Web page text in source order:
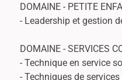
DOMAINE - PETITE
- Leadership et gestion
DOMAINE - SERVICES
- Technique en service
- Techniques de